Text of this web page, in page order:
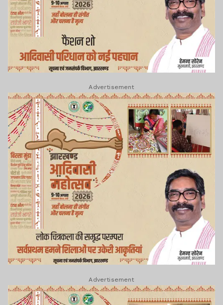
Advertisement
Advertisement